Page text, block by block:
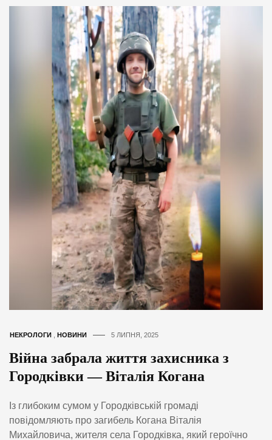
НЕКРОЛОГИ НОВИНИ 5 ЛИПНЯ, 2025
Війна забрала життя захисника з
Городківки — Віталія Когана
Із глибоким сумом у Городківській громаді
повідомляють про загибель Когана Віталія
Михайловича, жителя села Городківка, який героїчно